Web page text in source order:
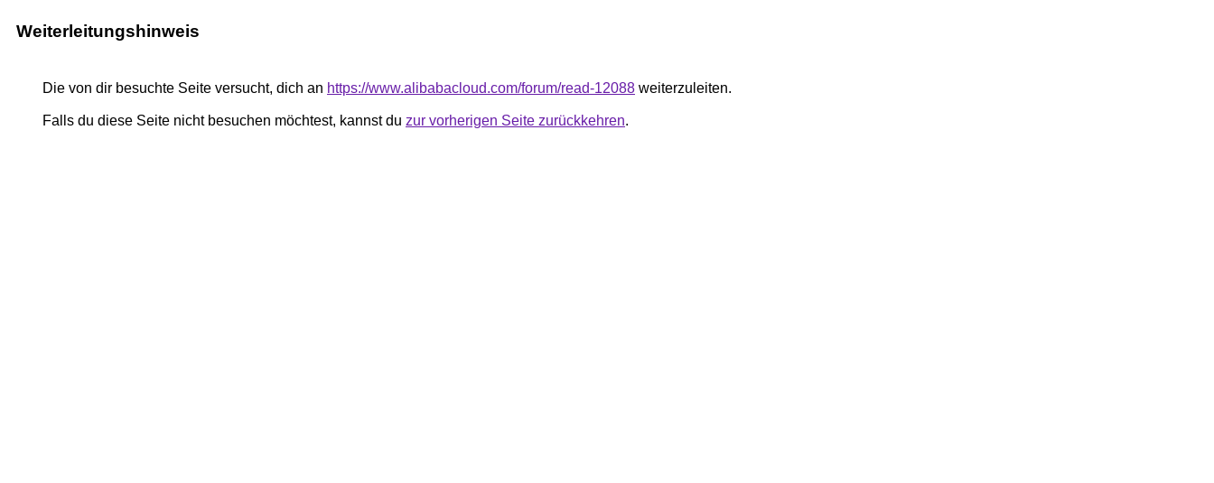
Weiterleitungshinweis
Die von dir besuchte Seite versucht, dich an https://www.alibabacloud.com/forum/read-12088 weiterzuleiten.
Falls du diese Seite nicht besuchen möchtest, kannst du zur vorherigen Seite zurückkehren.